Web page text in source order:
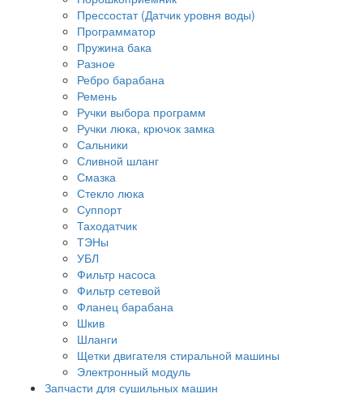
Прессостат (Датчик уровня воды)
Программатор
Пружина бака
Разное
Ребро барабана
Ремень
Ручки выбора программ
Ручки люка, крючок замка
Сальники
Сливной шланг
Смазка
Стекло люка
Суппорт
Таходатчик
ТЭНы
УБЛ
Фильтр насоса
Фильтр сетевой
Фланец барабана
Шкив
Шланги
Щетки двигателя стиральной машины
Электронный модуль
Запчасти для сушильных машин